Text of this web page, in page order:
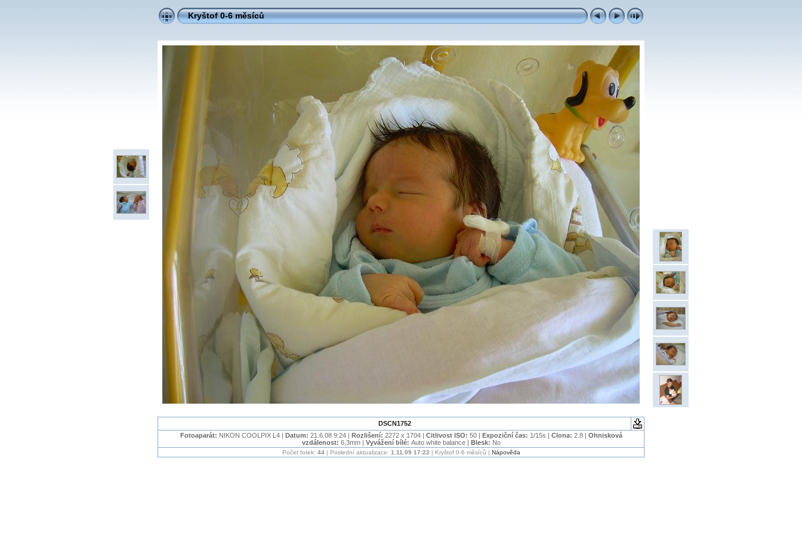
Kryštof 0-6 měsíců
DSCN1752
Fotoaparát: NIKON COOLPIX L4 | Datum: 21.6.08 9:24 | Rozlišení: 2272 x 1704 | Citlivost ISO: 50 | Expoziční čas: 1/15s | Clona: 2.8 | Ohnisková
vzdálenost: 6,3mm | Vyvážení bílé: Auto white balance | Blesk: No
Počet fotek: 44| Poslední aktualizace: 1.11.09 17:22 | Kryštof 0-6 měsíců | Nápověda